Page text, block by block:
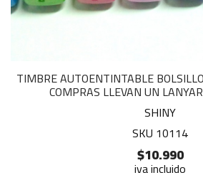
TIMBRE AUTOENTINTABLE
COMPRAS LLEVAN UN
SHINY
SKU 10114
$10.990
iva incluido